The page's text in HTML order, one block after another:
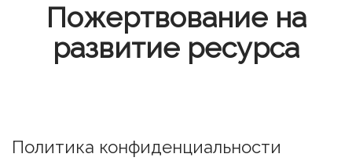
Пожертвование на
развитие ресурса
Политика конфиденциальности